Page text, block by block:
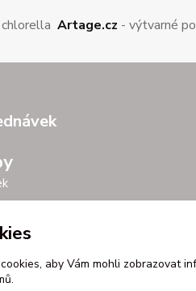
Artage.cz - výtvarné
aby Vám mohli zobrazovat